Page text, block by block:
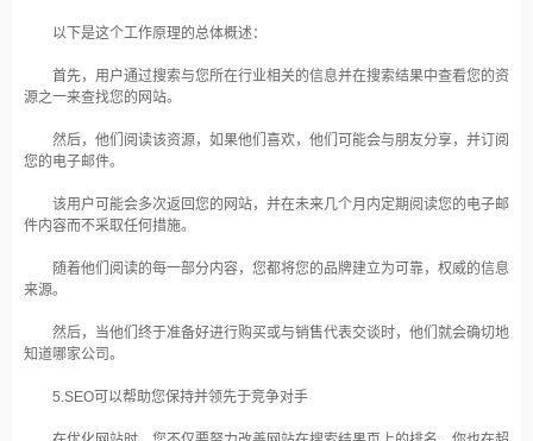
以下是这个工作原理的总体概述：
首先，用户通过搜索与您所在行业相关的信息并在搜索结果中查看您的资
源之一来查找您的网站。
然后，他们阅读该资源，如果他们喜欢，他们可能会与朋友分享，并订阅
您的电子邮件。
该用户可能会多次返回您的网站，并在未来几个月内定期阅读您的电子邮
件内容而不采取任何措施。
随着他们阅读的每一部分内容，您都将您的品牌建立为可靠，权威的信息
来源。
然后，当他们终于准备好进行购买或与销售代表交谈时，他们就会确切地
知道哪家公司。
5.SEO可以帮助您保持并领先于竞争对手